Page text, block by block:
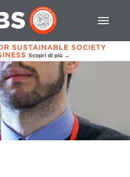
SUSTAINABLE SOCIETY
Scopri di più →